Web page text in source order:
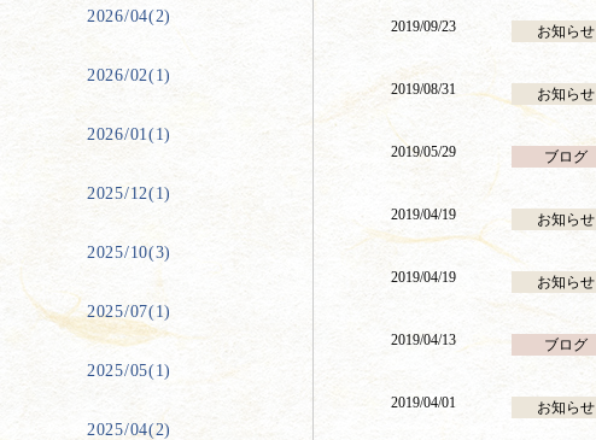
2026/04(2)
2026/02(1)
2026/01(1)
2025/12(1)
2025/10(3)
2025/07(1)
2025/05(1)
2025/04(2)
2019/09/23 お知らせ
2019/08/31 お知らせ
2019/05/29 ブログ
2019/04/19 お知らせ
2019/04/19 お知らせ
2019/04/13 ブログ
2019/04/01 お知らせ